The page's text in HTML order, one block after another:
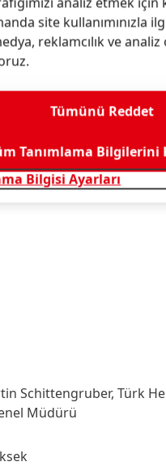
Schittengruber, Türk
Müdürü
site kullanımınızla
reklamcılık ve analiz
Bilgisi Ayarları
Tümünü Reddet
Tanımlama Bilgilerini